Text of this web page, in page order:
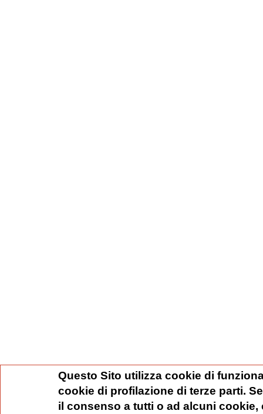
Questo Sito utilizza cookie di
cookie di profilazione di terze parti.
il consenso a tutti o ad alcuni